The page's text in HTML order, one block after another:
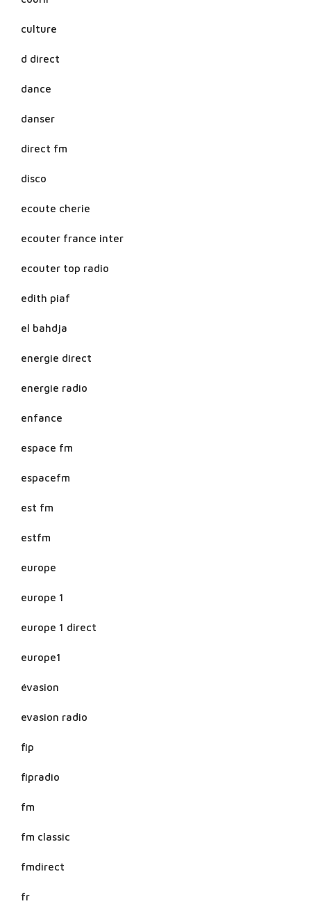
culture
d direct
dance
danser
direct fm
disco
ecoute cherie
ecouter france inter
ecouter top radio
edith piaf
el bahdja
energie direct
energie radio
enfance
espace fm
espacefm
est fm
estfm
europe
europe 1
europe 1 direct
europe1
évasion
evasion radio
fip
fipradio
fm
fm classic
fmdirect
fr